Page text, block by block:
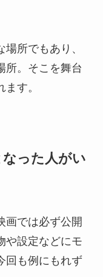
所でもあり、
所。そこを舞台
す。
った人がい
画では必ず公開
や設定などにモ
回も例にもれず